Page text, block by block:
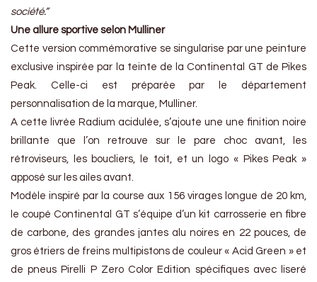
société.”
Une allure sportive selon Mulliner
Cette version commémorative se singularise par une peinture
exclusive inspirée par la teinte de la Continental GT de Pikes
Peak. Celle-ci est préparée par le département
personnalisation de la marque, Mulliner.
A cette livrée Radium acidulée, s’ajoute une une finition noire
brillante que l’on retrouve sur le pare choc avant, les
rétroviseurs, les boucliers, le toit, et un logo « Pikes Peak »
apposé sur les ailes avant.
Modèle inspiré par la course aux 156 virages longue de 20 km,
le coupé Continental GT s’équipe d’un kit carrosserie en fibre
de carbone, des grandes jantes alu noires en 22 pouces, de
gros étriers de freins multipistons de couleur « Acid Green » et
de pneus Pirelli P Zero Color Edition spécifiques avec liseré